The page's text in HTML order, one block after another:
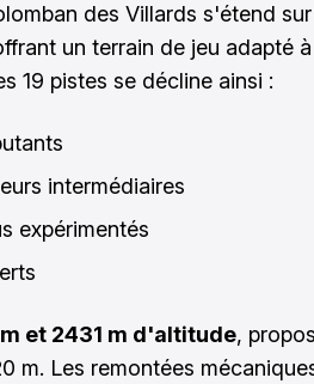
des Villards s'étend sur
un terrain de jeu adapté
19 pistes se décline ainsi :
intermédiaires
expérimentés
m et 2431 m d'altitude,
m. Les remontées